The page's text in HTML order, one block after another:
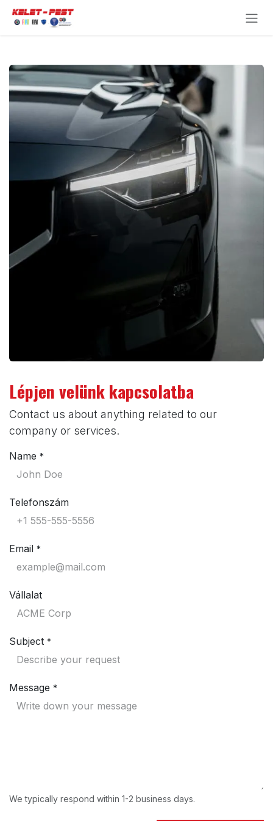
Kihagyás és továbblépés a tartalomhoz
Lépjen velünk kapcsolatba
Contact us about anything related to our
company or services.
Name *
Telefonszám
Email *
Vállalat
Subject *
Message *
We typically respond within 1-2 business days.